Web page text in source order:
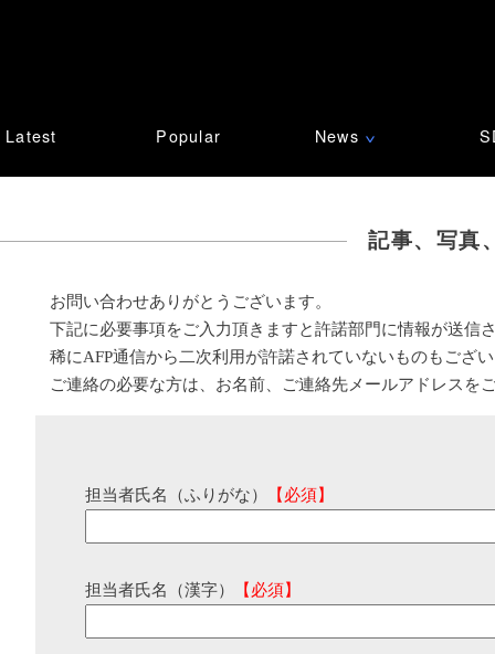
Latest Popular News ∨
記事、写真
お問い合わせありがとうございます。
下記に必要事項をご入力頂きますと許諾部門に情報が送信
稀にAFP通信から二次利用が許諾されていないものもござ
ご連絡の必要な方は、お名前、ご連絡先メールアドレスを
担当者氏名（ふりがな） 【必須】
担当者氏名（漢字） 【必須】